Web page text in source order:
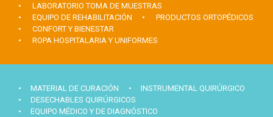
• LABORATORIO TOMA DE MUESTRAS
• EQUIPO DE REHABILITACIÓN
• PRODUCTOS ORTOPÉDICOS
• CONFORT Y BIENESTAR
• ROPA HOSPITALARIA Y UNIFORMES
• MATERIAL DE CURACIÓN
• INSTRUMENTAL QUIRÚRGICO
• DESECHABLES QUIRÚRGICOS
• EQUIPO MÉDICO Y DE DIAGNÓSTICO